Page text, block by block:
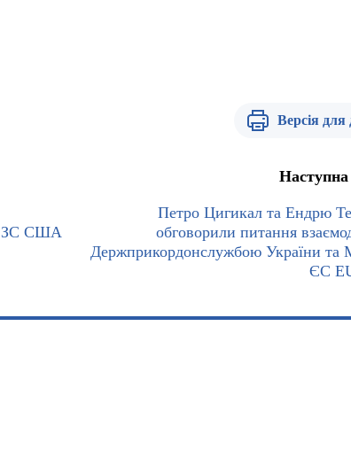
Версія для
ЗС США
Наступна
Петро Цигикал та Ендрю
обговорили питання
Держприкордонслужбою України та
ЄС